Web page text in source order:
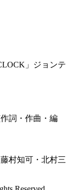
」ジョンテ
詞・作曲・編
村知可・北村三